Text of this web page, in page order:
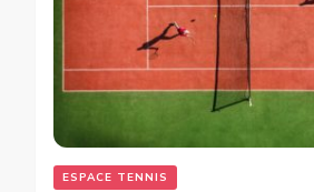
ESPACE TENNIS